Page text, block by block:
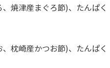
470円 120円
焼津産まぐろ節)、たんぱく
枕崎産かつお節)、たんぱく